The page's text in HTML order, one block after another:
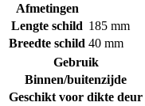
Afmetingen
Lengte schild 185 mm
Breedte schild 40 mm
Gebruik
Binnen/buitenzijde
Geschikt voor dikte deur